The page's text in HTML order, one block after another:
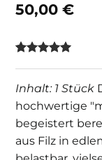
50,00€
5, basierend
Kundenbewertung
Inhalt: 1 Stück
hochwertige
begeistert
aus Filz in